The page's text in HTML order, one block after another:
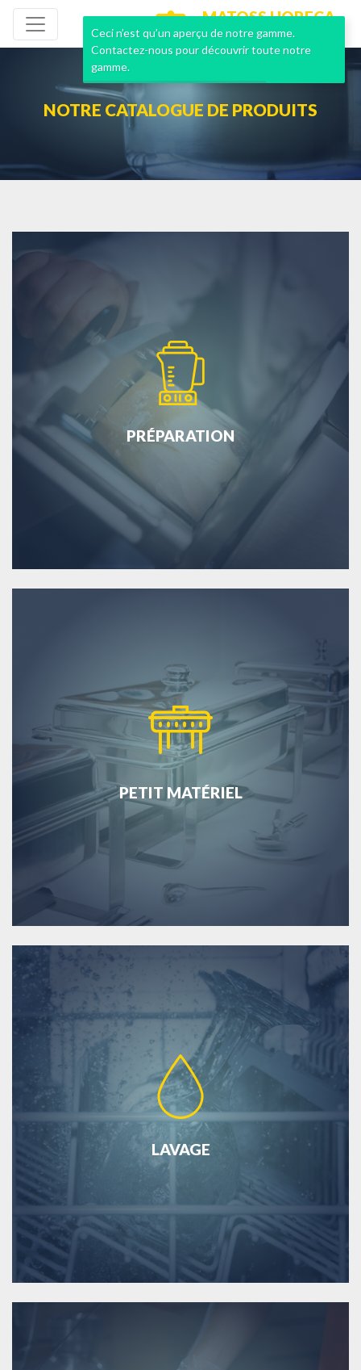
MATOSS HORECA
NEUF & OCCASION
NOTRE CATALOGUE DE PRODUITS
PRÉPARATION
PETIT MATÉRIEL
LAVAGE
Ceci n’est qu’un aperçu de notre gamme.
Contactez-nous pour découvrir toute notre
gamme.